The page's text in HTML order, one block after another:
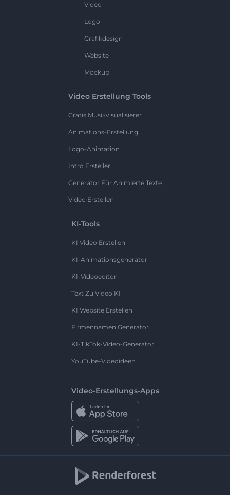
Video
Logo
Grafikdesign
Website
Mockup
Video Erstellung Tools
Gratis Musikvisualisierer
Animations-Erstellung
Logo-Animation
Intro Ersteller
Generator Für Animierte Texte
Video Erstellen
KI-Tools
KI Video Erstellen
KI-Animationsgenerator
KI-Videoeditor
Text Zu Video KI
KI Website Erstellen
Firmennamen Generator
KI-TikTok-Video-Generator
YouTube-Videoideen
Video-Erstellungs-Apps